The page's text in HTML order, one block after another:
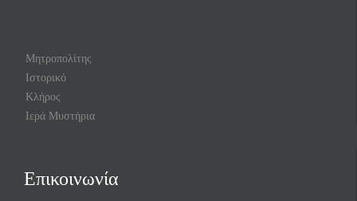
Μητροπολίτης
Ιστορικό
Κλήρος
Ιερά Μυστήρια
Επικοινωνία